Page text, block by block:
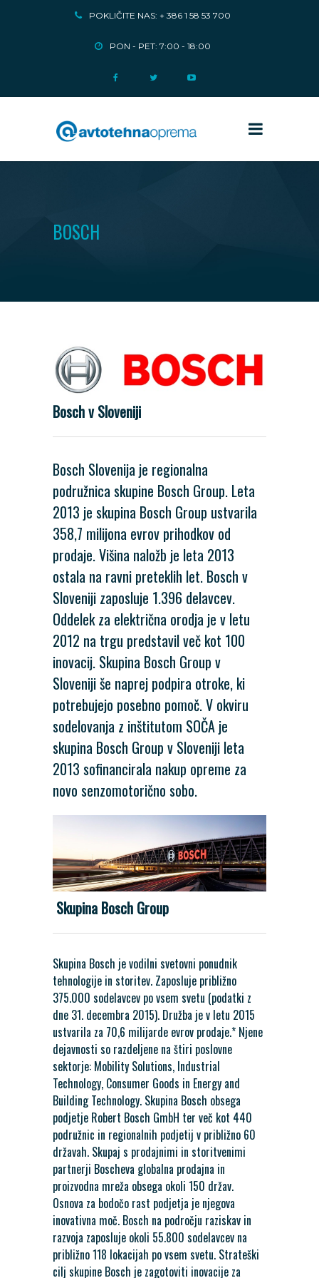
POKLIČITE NAS: + 386 1 58 53 700
PON - PET: 7:00 - 18:00
BOSCH
Bosch v Sloveniji
Bosch Slovenija je regionalna
podružnica skupine Bosch Group. Leta
2013 je skupina Bosch Group ustvarila
358,7 milijona evrov prihodkov od
prodaje. Višina naložb je leta 2013
ostala na ravni preteklih let. Bosch v
Sloveniji zaposluje 1.396 delavcev.
Oddelek za električna orodja je v letu
2012 na trgu predstavil več kot 100
inovacij. Skupina Bosch Group v
Sloveniji še naprej podpira otroke, ki
potrebujejo posebno pomoč. V okviru
sodelovanja z inštitutom SOČA je
skupina Bosch Group v Sloveniji leta
2013 sofinancirala nakup opreme za
novo senzomotorično sobo.
Skupina Bosch Group
Skupina Bosch je vodilni svetovni ponudnik
tehnologije in storitev. Zaposluje približno
375.000 sodelavcev po vsem svetu (podatki z
dne 31. decembra 2015). Družba je v letu 2015
ustvarila za 70,6 milijarde evrov prodaje.* Njene
dejavnosti so razdeljene na štiri poslovne
sektorje: Mobility Solutions, Industrial
Technology, Consumer Goods in Energy and
Building Technology. Skupina Bosch obsega
podjetje Robert Bosch GmbH ter več kot 440
podružnic in regionalnih podjetij v približno 60
državah. Skupaj s prodajnimi in storitvenimi
partnerji Boscheva globalna prodajna in
proizvodna mreža obsega okoli 150 držav.
Osnova za bodočo rast podjetja je njegova
inovativna moč. Bosch na področju raziskav in
razvoja zaposluje okoli 55.800 sodelavcev na
približno 118 lokacijah po vsem svetu. Strateški
cilj skupine Bosch je zagotoviti inovacije za